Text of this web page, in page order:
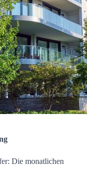
Die monatlichen